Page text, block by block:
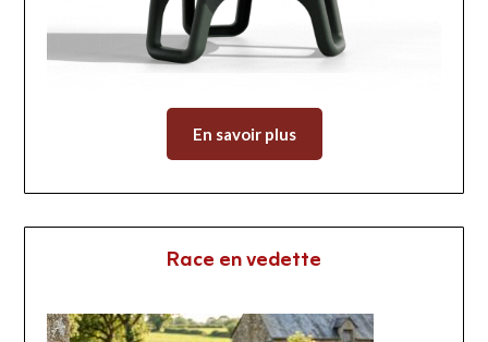
En savoir plus
Race en vedette